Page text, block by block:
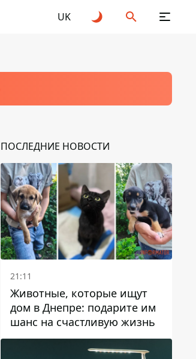
UK
ПОСЛЕДНИЕ НОВОСТИ
21:11
Животные, которые ищут
дом в Днепре: подарите им
шанс на счастливую жизнь